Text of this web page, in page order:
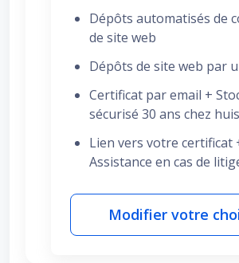
Dépôts automatisés de
de site web
Dépôts de site web par
Certificat par email +
sécurisé 30 ans chez
Lien vers votre certificat
Assistance en cas de
Modifier votre